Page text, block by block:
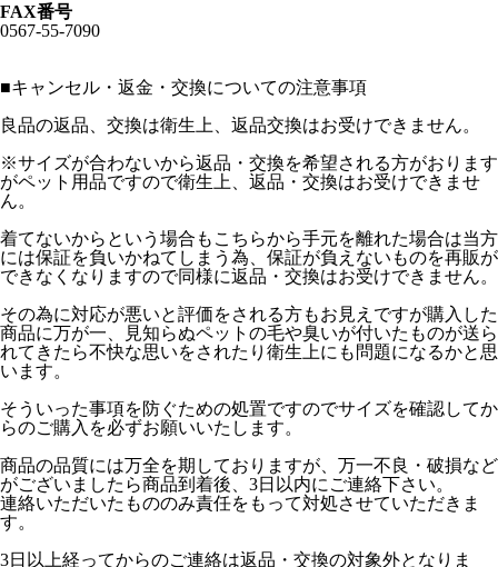
FAX番号
0567-55-7090
■キャンセル・返金・交換についての注意事項
良品の返品、交換は衛生上、返品交換はお受けできません。
※サイズが合わないから返品・交換を希望される方がおります
がペット用品ですので衛生上、返品・交換はお受けできませ
ん。
着てないからという場合もこちらから手元を離れた場合は当方
には保証を負いかねてしまう為、保証が負えないものを再販が
できなくなりますので同様に返品・交換はお受けできません。
その為に対応が悪いと評価をされる方もお見えですが購入した
商品に万が一、見知らぬペットの毛や臭いが付いたものが送ら
れてきたら不快な思いをされたり衛生上にも問題になるかと思
います。
そういった事項を防ぐための処置ですのでサイズを確認してか
らのご購入を必ずお願いいたします。
商品の品質には万全を期しておりますが、万一不良・破損など
がございましたら商品到着後、3日以内にご連絡下さい。
連絡いただいたもののみ責任をもって対処させていただきま
す。
3日以上経ってからのご連絡は返品・交換の対象外となりま